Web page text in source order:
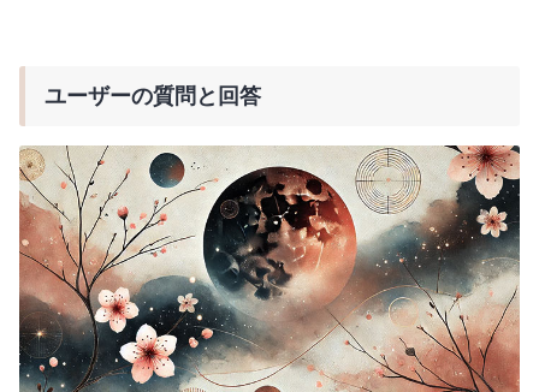
ユーザーの質問と回答